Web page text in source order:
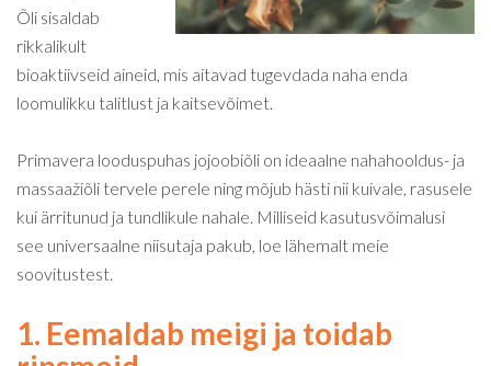
Õli sisaldab
rikkalikult
bioaktiivseid aineid, mis aitavad tugevdada naha enda
loomulikku talitlust ja kaitsevõimet.
Primavera looduspuhas jojoobiõli on ideaalne nahahooldus- ja
massaažiõli tervele perele ning mõjub hästi nii kuivale, rasusele
kui ärritunud ja tundlikule nahale. Milliseid kasutusvõimalusi
see universaalne niisutaja pakub, loe lähemalt meie
soovitustest.
1. Eemaldab meigi ja toidab